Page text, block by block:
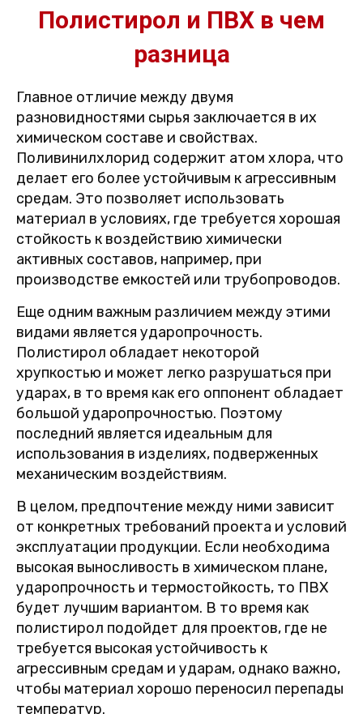
Полистирол и ПВХ в чем
разница
Главное отличие между двумя
разновидностями сырья заключается в их
химическом составе и свойствах.
Поливинилхлорид содержит атом хлора, что
делает его более устойчивым к агрессивным
средам. Это позволяет использовать
материал в условиях, где требуется хорошая
стойкость к воздействию химически
активных составов, например, при
производстве емкостей или трубопроводов.
Еще одним важным различием между этими
видами является ударопрочность.
Полистирол обладает некоторой
хрупкостью и может легко разрушаться при
ударах, в то время как его оппонент обладает
большой ударопрочностью. Поэтому
последний является идеальным для
использования в изделиях, подверженных
механическим воздействиям.
В целом, предпочтение между ними зависит
от конкретных требований проекта и условий
эксплуатации продукции. Если необходима
высокая выносливость в химическом плане,
ударопрочность и термостойкость, то ПВХ
будет лучшим вариантом. В то время как
полистирол подойдет для проектов, где не
требуется высокая устойчивость к
агрессивным средам и ударам, однако важно,
чтобы материал хорошо переносил перепады
температур.